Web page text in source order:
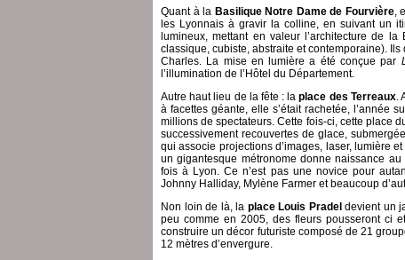
Quant à la Basilique Notre Dame de Fourvière,
les Lyonnais à gravir la colline, en suivant un
lumineux, mettant en valeur l’architecture de
classique, cubiste, abstraite et contemporaine).
Charles. La mise en lumière a été conçue par
l’illumination de l’Hôtel du Département.
Autre haut lieu de la fête : laplace des Terreaux.
à facettes géante, elle s’était rachetée, l’année
millions de spectateurs. Cette fois-ci, cette place
successivement recouvertes de glace,
qui associe projections d’images, laser, lumière
un gigantesque métronome donne naissance
fois à Lyon. Ce n’est pas une novice pour
Johnny Halliday, Mylène Farmer et beaucoup
Non loin de là, la place Louis Pradel devient un
peu comme en 2005, des fleurs pousseront ci
construire un décor futuriste composé de 21
12 mètres d’envergure.